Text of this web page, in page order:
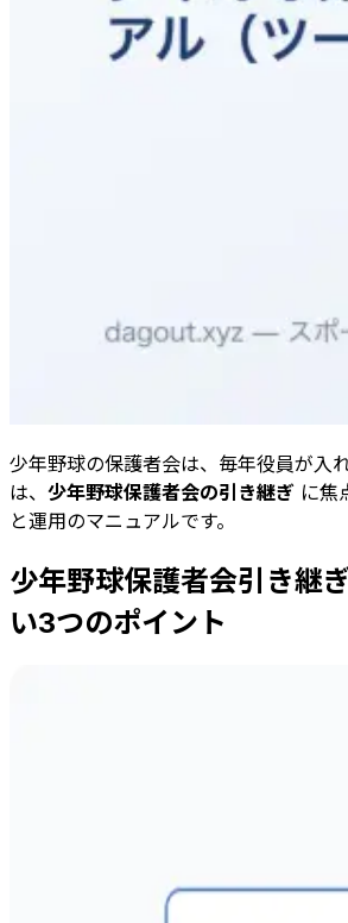
少年野球の保護者会は、毎年役員が入
は、 少年野球保護者会の引き継ぎ に焦
と運用のマニュアルです。
少年野球保護者会引き継
い3つのポイント